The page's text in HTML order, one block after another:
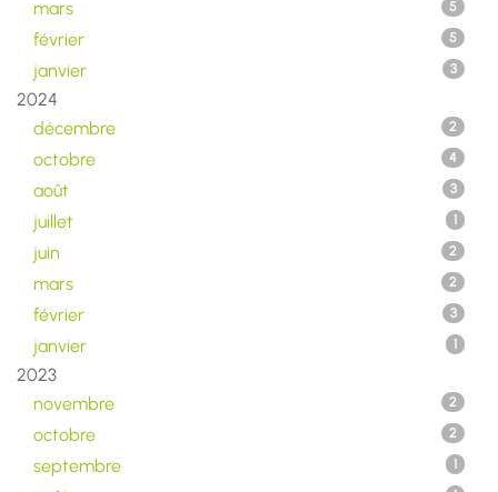
mars 5
février 5
janvier 3
2024
décembre
2
octobre 4
août 3
juillet 1
juin 2
mars 2
février 3
janvier 1
2023
novembre
2
octobre 2
septembre 1